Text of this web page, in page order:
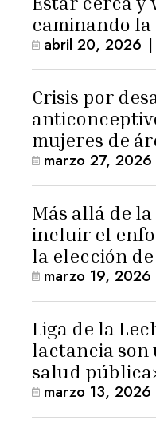
caminando la
abril 20, 2026 |
Crisis por
mujeres de
marzo 27, 2026
Más allá de
incluir el
la elección
marzo 19, 2026
Liga de la
lactancia son
salud
marzo 13, 2026